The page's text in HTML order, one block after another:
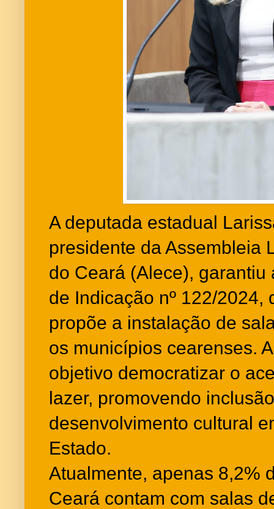
A deputada estadual
presidente da Assembleia
do Ceará (Alece),
de Indicação nº 122/2024,
propõe a instalação de
os municípios cearenses.
objetivo democratizar o
lazer, promovendo
desenvolvimento cultural
Estado.
Atualmente, apenas 8,2%
Ceará contam com salas